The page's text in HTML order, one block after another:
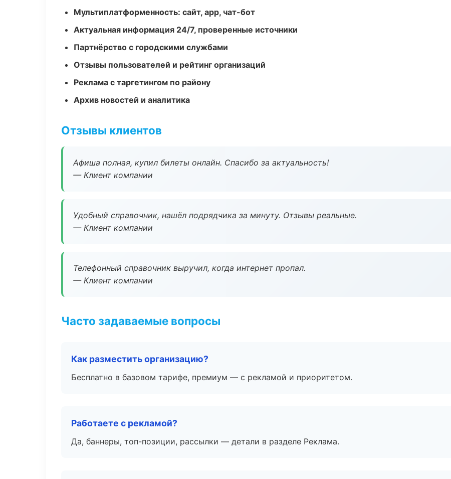
Мультиплатформенность: сайт, app, чат-бот
Актуальная информация 24/7, проверенные источники
Партнёрство с городскими службами
Отзывы пользователей и рейтинг организаций
Реклама с таргетингом по району
Архив новостей и аналитика
Отзывы клиентов
Афиша полная, купил билеты онлайн. Спасибо за актуальность!
— Клиент компании
Удобный справочник, нашёл подрядчика за минуту. Отзывы реальные.
— Клиент компании
Телефонный справочник выручил, когда интернет пропал.
— Клиент компании
Часто задаваемые вопросы
Как разместить организацию?
Бесплатно в базовом тарифе, премиум — с рекламой и приоритетом.
Работаете с рекламой?
Да, баннеры, топ-позиции, рассылки — детали в разделе Реклама.